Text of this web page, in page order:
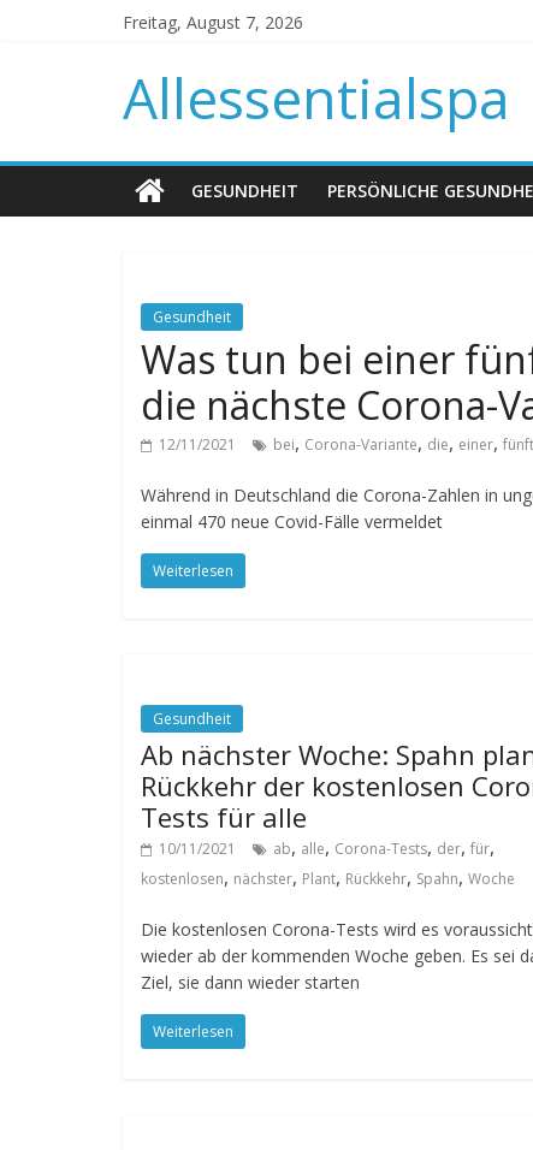
Freitag, August 7, 2026
Allessentialspa
GESUNDHEIT PERSÖNLICHE
Gesundheit
Was tun bei einer
die nächste Corona-
12/11/2021 bei, Corona-Variante, die, einer,
Während in Deutschland die Corona-Zahlen in
einmal 470 neue Covid-Fälle vermeldet
Weiterlesen
Gesundheit
Ab nächster Woche: Spahn
Rückkehr der kostenlosen
Tests für alle
10/11/2021 ab, alle, Corona-Tests, der, für,
kostenlosen, nächster, Plant, Rückkehr, Spahn, Woche
Die kostenlosen Corona-Tests wird es
wieder ab der kommenden Woche geben. Es sei
Ziel, sie dann wieder starten
Weiterlesen